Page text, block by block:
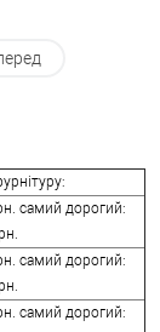
самий дорогий:
самий дорогий:
самий дорогий: